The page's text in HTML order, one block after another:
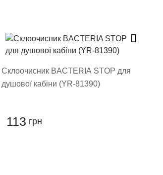
Склоочисник BACTERIA STOP для
душової кабіни (YR-81390)
113 грн